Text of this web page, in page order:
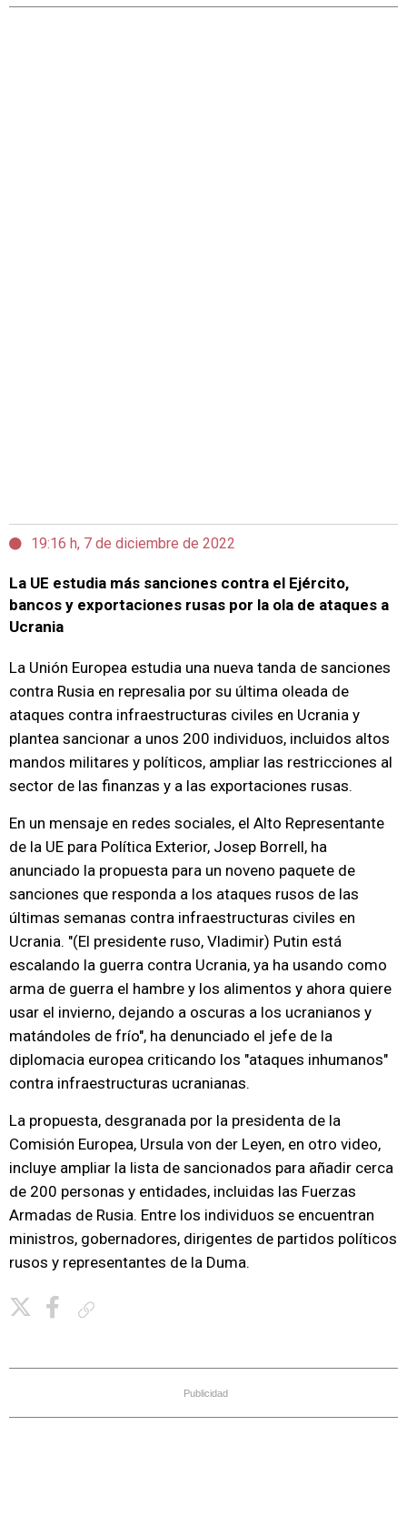
19:16 h, 7 de diciembre de 2022
La UE estudia más sanciones contra el Ejército,
bancos y exportaciones rusas por la ola de ataques a
Ucrania
La Unión Europea estudia una nueva tanda de sanciones
contra Rusia en represalia por su última oleada de
ataques contra infraestructuras civiles en Ucrania y
plantea sancionar a unos 200 individuos, incluidos altos
mandos militares y políticos, ampliar las restricciones al
sector de las finanzas y a las exportaciones rusas.
En un mensaje en redes sociales, el Alto Representante
de la UE para Política Exterior, Josep Borrell, ha
anunciado la propuesta para un noveno paquete de
sanciones que responda a los ataques rusos de las
últimas semanas contra infraestructuras civiles en
Ucrania. "(El presidente ruso, Vladimir) Putin está
escalando la guerra contra Ucrania, ya ha usando como
arma de guerra el hambre y los alimentos y ahora quiere
usar el invierno, dejando a oscuras a los ucranianos y
matándoles de frío", ha denunciado el jefe de la
diplomacia europea criticando los "ataques inhumanos"
contra infraestructuras ucranianas.
La propuesta, desgranada por la presidenta de la
Comisión Europea, Ursula von der Leyen, en otro video,
incluye ampliar la lista de sancionados para añadir cerca
de 200 personas y entidades, incluidas las Fuerzas
Armadas de Rusia. Entre los individuos se encuentran
ministros, gobernadores, dirigentes de partidos políticos
rusos y representantes de la Duma.
Publicidad